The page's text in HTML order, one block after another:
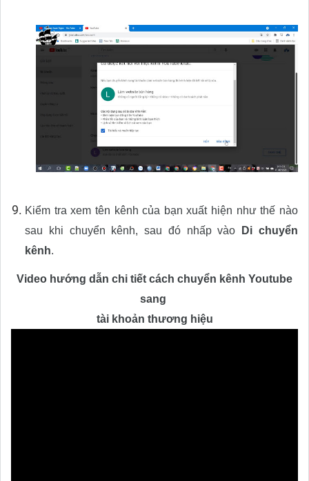
Kiểm tra xem tên kênh của bạn xuất hiện như thế nào
sau khi chuyển kênh, sau đó nhấp vào
Di chuyển
kênh.
Video hướng dẫn chi tiết cách chuyển kênh Youtube
sang
tài khoản thương hiệu